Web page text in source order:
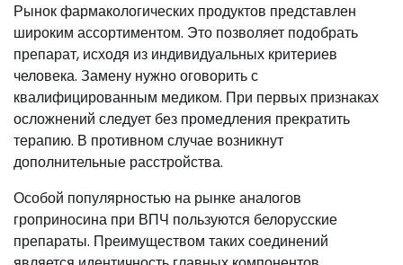
Рынок фармакологических продуктов представлен
широким ассортиментом. Это позволяет подобрать
препарат, исходя из индивидуальных критериев
человека. Замену нужно оговорить с
квалифицированным медиком. При первых признаках
осложнений следует без промедления прекратить
терапию. В противном случае возникнут
дополнительные расстройства.
Особой популярностью на рынке аналогов
гроприносина при ВПЧ пользуются белорусские
препараты. Преимуществом таких соединений